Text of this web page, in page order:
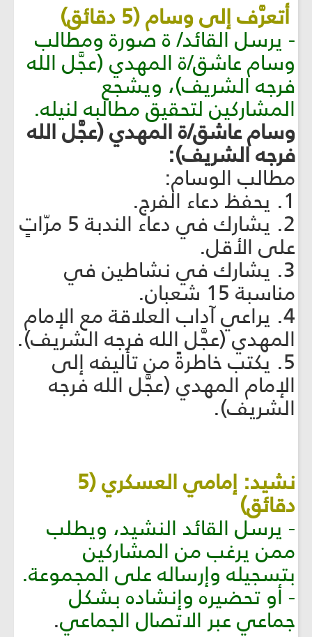
أتعرَّف إلى وسام (5 دقائق)
- يرسل القائد/ ة صورة ومطالب
وسام عاشق/ة المهدي (عجَّل الله
فرجه الشريف)، ويشجع
المشاركين لتحقيق مطالبه لنيله.
وسام عاشق/ة المهدي (عجَّل الله
فرجه الشريف):
مطالب الوسام:
1. يحفظ دعاء الفرج.
2. يشارك في دعاء الندبة 5 مرّاتٍ
على الأقل.
3. يشارك في نشاطين في
مناسبة 15 شعبان.
4. يراعي آداب العلاقة مع الإمام
المهدي (عجَّل الله فرجه الشريف).
5. يكتب خاطرةً من تأليفه إلى
الإمام المهدي (عجَّل الله فرجه
الشريف).
نشيد: إمامي العسكري (5
دقائق)
- يرسل القائد النشيد، ويطلب
ممن يرغب من المشاركين
بتسجيله وإرساله على المجموعة.
- أو تحضيره وإنشاده بشكل
جماعي عبر الاتصال الجماعي.